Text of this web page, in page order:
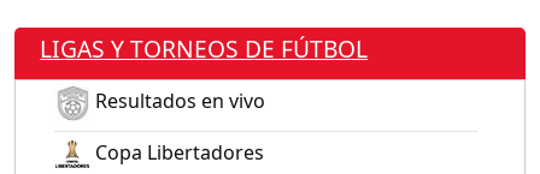
LIGAS Y TORNEOS DE FÚTBOL
Resultados en vivo
Copa Libertadores